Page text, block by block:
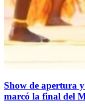
Show de apertura
marcó la final del